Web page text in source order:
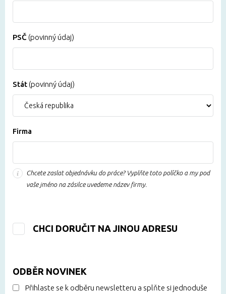
PSČ (povinný údaj)
Stát (povinný údaj)
Firma
Chcete zaslat objednávku do práce? Vyplňte toto políčko a my pod
vaše jméno na zásilce uvedeme název firmy.
CHCI DORUČIT NA JINOU ADRESU
ODBĚR NOVINEK
Přihlaste se k odběru newsletteru a splňte si jednoduše